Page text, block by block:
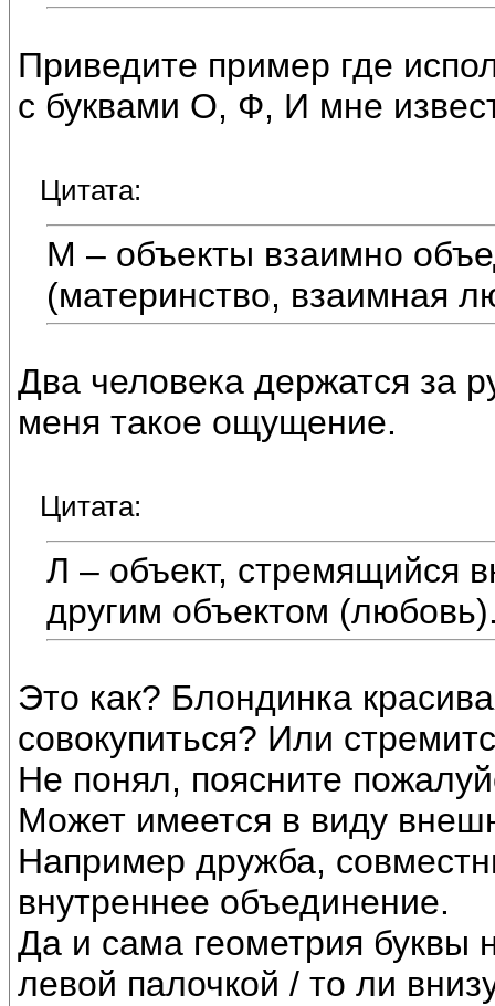
Приведите пример где
с буквами О, Ф, И мне
Цитата:
М – объекты взаимно
(материнство, взаимная
Два человека держатся за
меня такое ощущение.
Цитата:
Л – объект, стремящийся
другим объектом
Это как? Блондинка
совокупиться? Или
Не понял, поясните
Может имеется в виду
Например дружба,
внутреннее объединение.
Да и сама геометрия буквы
левой палочкой / то ли